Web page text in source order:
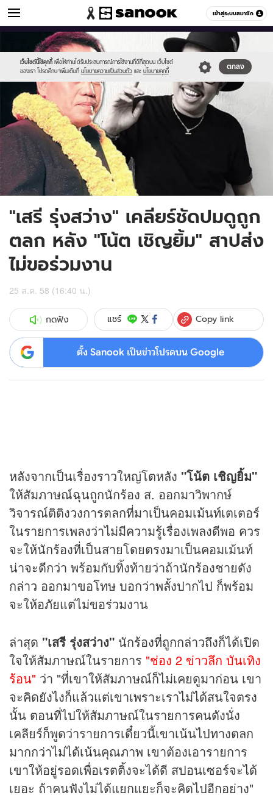
เข้าสู่ระบบสมาชิก
ข่าวบันเทิง หมวดอื่นๆ
เว็บไซต์นี้ใช้คุกกี้ เพื่อให้ท่านได้รับประสบการณ์การใช้งานที่ดีที่สุดบน เว็บไซต์
ของเรา โปรดศึกษาเพิ่มเติมที่ นโยบายความเป็นส่วนตัว และ นโยบายคุกกี้
ตกลง
//s.isanook.com/sr/0/images/logo-
new-
sanook.png
//s.isanook.com/ns/0/ud/370/1853926/note01.jpg
"เสรี รุ่งสว่าง" เคลียร์ชัดปมดูถูก
ตลก หลัง "โน้ต เชิญยิ้ม" สาปส่ง
ไม่ขอร่วมงาน
25 ส.ค. 58 (16:40 น.)
กดฟัง แชร์ Copy link
ตั้ง Sanook เป็นข่าวโปรดบน Google
หลังจากเป็นเรื่องราวใหญ่โตหลัง "โน้ต เชิญยิ้ม"
ให้สัมภาษณ์ฉุนถูกนักร้อง ส. ออกมาวิพากษ์
วิจารณ์ติติงวงการตลกที่มาเป็นคอมเม้นท์เตเตอร์
ในรายการเพลงว่าไม่มีความรู้เรื่องเพลงดีพอ ควร
จะให้นักร้องที่เป็นสายโดยตรงมาเป็นคอมเม้นท์
น่าจะดีกว่า พร้อมกับทิ้งท้ายว่าถ้านักร้องชายดัง
กล่าว ออกมาขอโทษ บอกว่าพลั้งปากไป ก็พร้อม
จะให้อภัยแต่ไม่ขอร่วมงาน
ล่าสุด "เสรี รุ่งสว่าง" นักร้องที่ถูกกล่าวถึงก็ได้เปิด
ใจให้สัมภาษณ์ในรายการ "ช่อง 2 ข่าวลึก บันเทิง
ร้อน" ว่า "ที่เขาให้สัมภาษณ์ก็ไม่เคยดูมาก่อน เขา
จะคิดยังไงก็แล้วแต่เขาเพราะเราไม่ได้สนใจตรง
นั้น ตอนที่ไปให้สัมภาษณ์ในรายการคนดังนั่ง
เคลียร์ก็พูดว่ารายการเดี๋ยวนี้เขาเน้นไปทางตลก
มากกว่าไม่ได้เน้นคุณภาพ เขาต้องเอารายการ
เขาให้อยู่รอดเพื่อเรตติ้งจะได้ดี สปอนเซอร์จะได้
เยอะ ถ้าคนฟังไม่ได้แยกแยะก็จะคิดไปอีกอย่าง"